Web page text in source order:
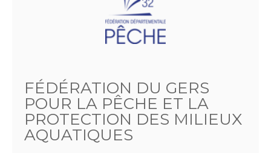
FÉDÉRATION DU GERS
POUR LA PÊCHE ET LA
PROTECTION DES MILIEUX
AQUATIQUES